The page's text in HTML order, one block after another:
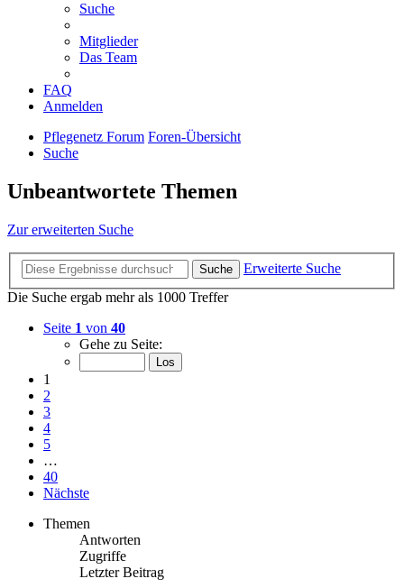
Suche
Mitglieder
Das Team
FAQ
Anmelden
Pflegenetz Forum Foren-Übersicht
Suche
Unbeantwortete Themen
Zur erweiterten Suche
Suche
Erweiterte Suche
Die Suche ergab mehr als 1000 Treffer
Seite 1 von 40
Gehe zu Seite:
1
2
3
4
5
…
40
Nächste
Themen
Antworten
Zugriffe
Letzter Beitrag